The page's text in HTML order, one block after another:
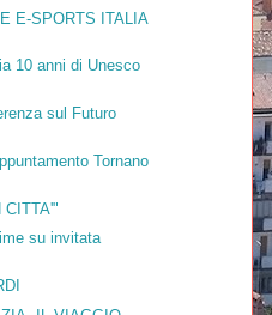
E-SPORTS ITALIA
10 anni di Unesco
sul Futuro
Tornano
CITTA'"
su invitata